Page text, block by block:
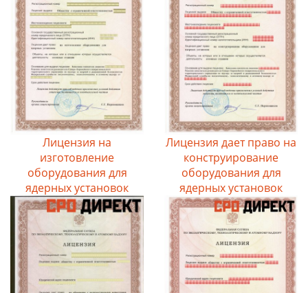
Лицензия на
изготовление
оборудования для
ядерных установок
Лицензия дает право на
конструирование
оборудования для
ядерных установок